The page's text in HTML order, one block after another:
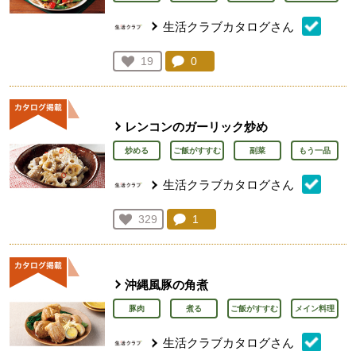
生活クラブカタログさん
お気に入り登録：
19
人が登録
コメント：
0
レンコンのガーリック炒め
炒める ご飯がすすむ 副菜 もう一品
生活クラブカタログさん
お気に入り登録：
329
人が登録
コメント：
1
沖縄風豚の角煮
豚肉 煮る ご飯がすすむ メイン料理
生活クラブカタログさん